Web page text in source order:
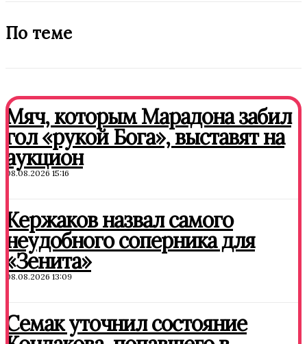
По теме
Мяч, которым Марадона забил
гол «рукой Бога», выставят на
аукцион
08.08.2026 15:16
Кержаков назвал самого
неудобного соперника для
«Зенита»
08.08.2026 13:09
Семак уточнил состояние